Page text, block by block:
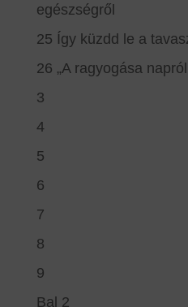
egészségről
25 Így küzdd le a
26 „A ragyogása
3
4
5
6
7
8
9
Bal 2